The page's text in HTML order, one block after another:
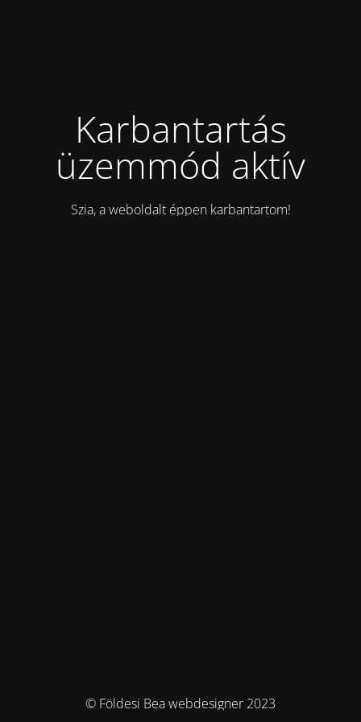
Karbantartás
üzemmód aktív
Szia, a weboldalt éppen karbantartom!
© Földesi Bea webdesigner 2023